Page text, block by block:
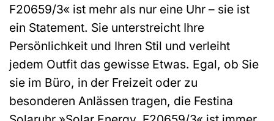
F20659/3« ist mehr als nur eine Uhr – sie ist
ein Statement. Sie unterstreicht Ihre
Persönlichkeit und Ihren Stil und verleiht
jedem Outfit das gewisse Etwas. Egal, ob Sie
sie im Büro, in der Freizeit oder zu
besonderen Anlässen tragen, die Festina